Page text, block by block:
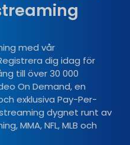
med vår
dig idag för
till över 30 000
On Demand, en
exklusiva Pay-Per-
dygnet runt av
MMA, NFL, MLB och